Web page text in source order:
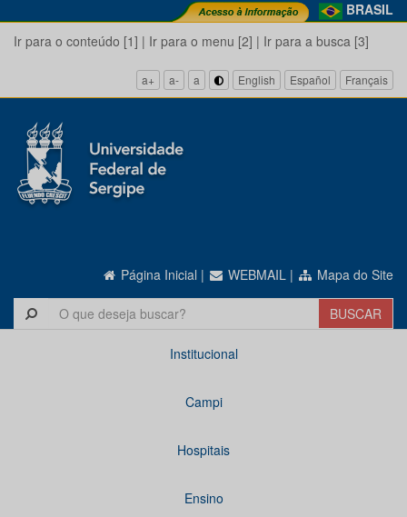
BRASIL
Ir para o conteúdo [1] | Ir para o menu [2] | Ir para a busca [3]
a+ a- a English Español Français
Página Inicial | WEBMAIL | Mapa do Site
Institucional
Campi
Hospitais
Ensino